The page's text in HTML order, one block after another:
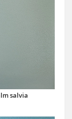
salvia